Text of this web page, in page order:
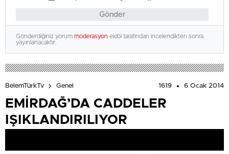
Gönder
Gönderdiğiniz yorum moderasyon ekibi tarafından incelendikten sonra
yayınlanacaktır.
BelemTürkTv Genel 1619 6 Ocak 2014
EMİRDAĞ’DA CADDELER
IŞIKLANDIRILIYOR